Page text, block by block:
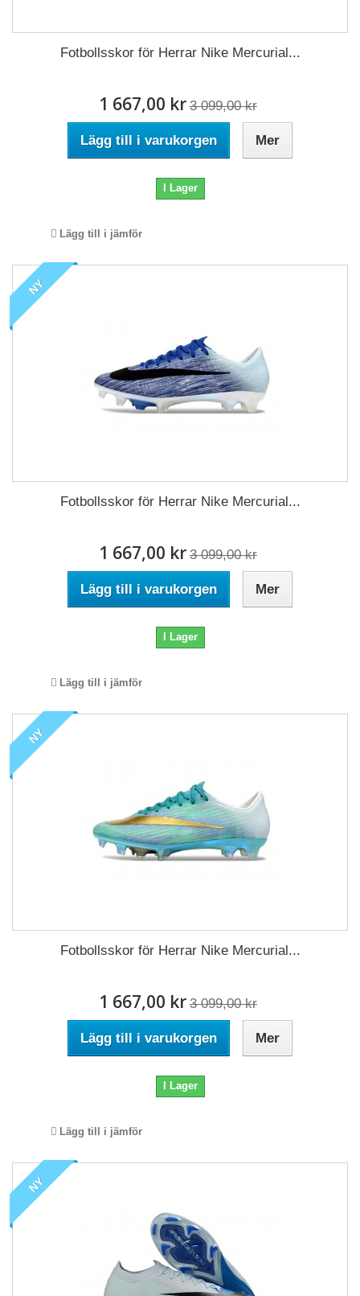
Fotbollsskor för Herrar Nike Mercurial...
1 667,00 kr 3 099,00 kr
Lägg till i varukorgen Mer
I Lager
Lägg till i jämför
NY
Fotbollsskor för Herrar Nike Mercurial...
1 667,00 kr 3 099,00 kr
Lägg till i varukorgen Mer
I Lager
Lägg till i jämför
NY
Fotbollsskor för Herrar Nike Mercurial...
1 667,00 kr 3 099,00 kr
Lägg till i varukorgen Mer
I Lager
Lägg till i jämför
NY